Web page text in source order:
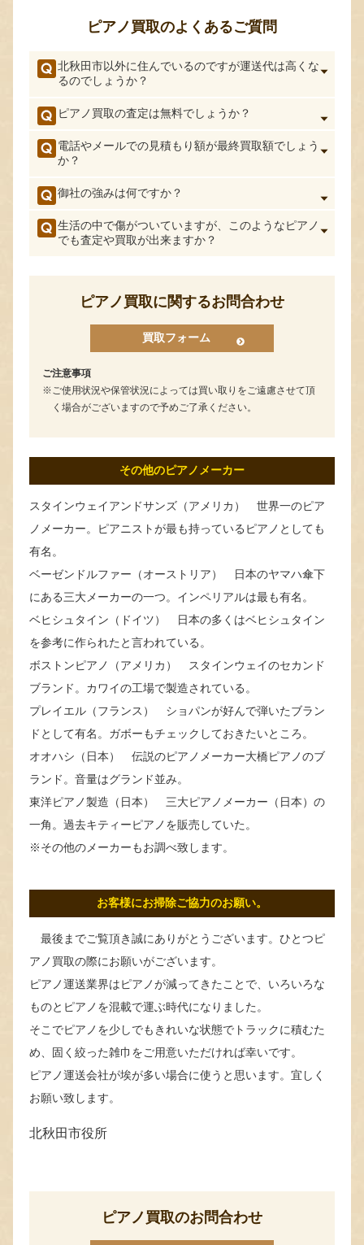
ピアノ買取のよくあるご質問
北秋田市以外に住んでいるのですが運送代は高くな
るのでしょうか？
ピアノ買取の査定は無料でしょうか？
電話やメールでの見積もり額が最終買取額でしょう
か？
御社の強みは何ですか？
生活の中で傷がついていますが、このようなピアノ
でも査定や買取が出来ますか？
ピアノ買取に関するお問合わせ
買取フォーム
ご注意事項
ご使用状況や保管状況によっては買い取りをご遠慮させて頂
く場合がございますので予めご了承ください。
その他のピアノメーカー
スタインウェイアンドサンズ（アメリカ） 世界一のピア
ノメーカー。ピアニストが最も持っているピアノとしても
有名。
ベーゼンドルファー（オーストリア） 日本のヤマハ傘下
にある三大メーカーの一つ。インペリアルは最も有名。
ベヒシュタイン（ドイツ） 日本の多くはベヒシュタイン
を参考に作られたと言われている。
ボストンピアノ（アメリカ） スタインウェイのセカンド
ブランド。カワイの工場で製造されている。
プレイエル（フランス） ショパンが好んで弾いたブラン
ドとして有名。ガボーもチェックしておきたいところ。
オオハシ（日本） 伝説のピアノメーカー大橋ピアノのブ
ランド。音量はグランド並み。
東洋ピアノ製造（日本） 三大ピアノメーカー（日本）の
一角。過去キティーピアノを販売していた。
※その他のメーカーもお調べ致します。
お客様にお掃除ご協力のお願い。
最後までご覧頂き誠にありがとうございます。ひとつピ
アノ買取の際にお願いがございます。
ピアノ運送業界はピアノが減ってきたことで、いろいろな
ものとピアノを混載で運ぶ時代になりました。
そこでピアノを少しでもきれいな状態でトラックに積むた
め、固く絞った雑巾をご用意いただければ幸いです。
ピアノ運送会社が埃が多い場合に使うと思います。宜しく
お願い致します。
北秋田市役所
ピアノ買取のお問合わせ